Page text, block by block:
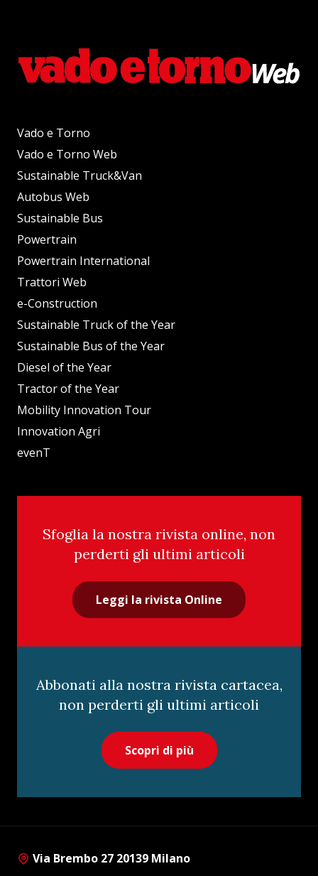
Vado e Torno
Vado e Torno Web
Sustainable Truck&Van
Autobus Web
Sustainable Bus
Powertrain
Powertrain International
Trattori Web
e-Construction
Sustainable Truck of the Year
Sustainable Bus of the Year
Diesel of the Year
Tractor of the Year
Mobility Innovation Tour
Innovation Agri
evenT
Sfoglia la nostra rivista online, non
perderti gli ultimi articoli
Leggi la rivista Online
Abbonati alla nostra rivista cartacea,
non perderti gli ultimi articoli
Scopri di più
Via Brembo 27 20139 Milano